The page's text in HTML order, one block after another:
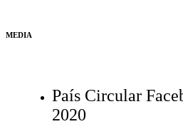
MEDIA
País Circular
2020